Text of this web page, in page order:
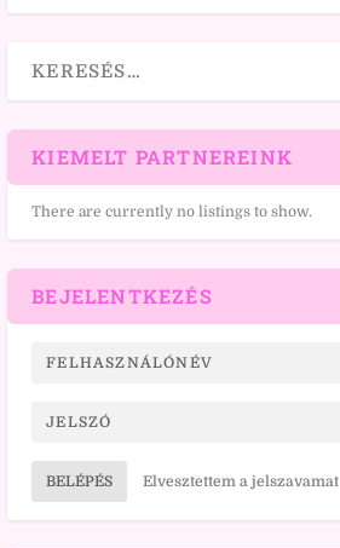
KIEMELT PARTNEREINK
There are currently no listings to show.
BEJELENTKEZÉS
BELÉPÉS Elvesztettem a jelszavamat